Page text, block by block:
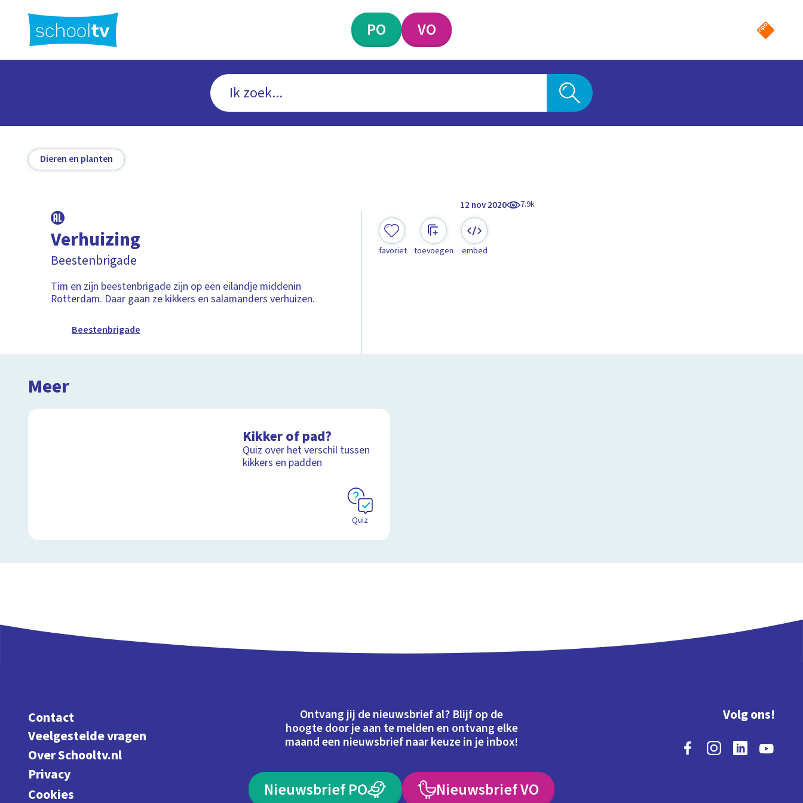
hoofdinhoud
PO VO
Dieren en planten
12 nov 2020 7.9k
Verhuizing
Beestenbrigade
Tim en zijn beestenbrigade zijn op een eilandje middenin
Rotterdam. Daar gaan ze kikkers en salamanders verhuizen.
Beestenbrigade
favoriet toevoegen embed
Meer
Kikker of pad?
Quiz over het verschil tussen
kikkers en padden
Quiz
Contact
Veelgestelde vragen
Over Schooltv.nl
Privacy
Cookies
Ontvang jij de nieuwsbrief al? Blijf op de
hoogte door je aan te melden en ontvang elke
maand een nieuwsbrief naar keuze in je inbox!
Nieuwsbrief PO Nieuwsbrief VO
Volg ons!